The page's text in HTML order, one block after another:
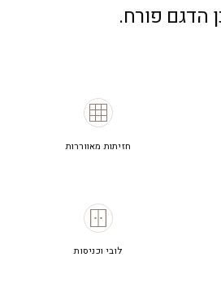
הדגם פורח.
חזיתות מאווררות
לובי וכניסות